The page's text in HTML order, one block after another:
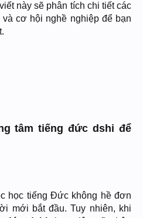
này sẽ phân tích chi tiết các
cơ hội nghề nghiệp để bạn
tâm tiếng đức dshi để
học tiếng Đức không hề đơn
mới bắt đầu. Tuy nhiên, khi